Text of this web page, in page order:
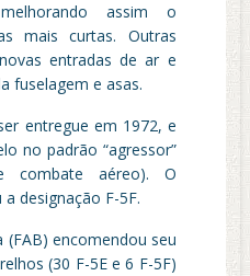
assim o
mais curtas. Outras
entradas de ar e
fuselagem e asas.
entregue em 1972, e
no padrão “agressor”
combate aéreo). O
designação F-5F.
(FAB) encomendou seu
(30 F-5E e 6 F-5F)